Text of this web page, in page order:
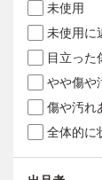
未使用
未使用に
目立った
やや傷や
傷や汚れ
全体的に